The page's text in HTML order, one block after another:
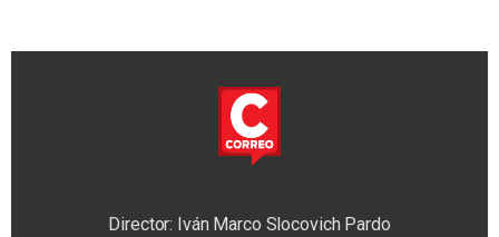
Director: Iván Marco Slocovich Pardo